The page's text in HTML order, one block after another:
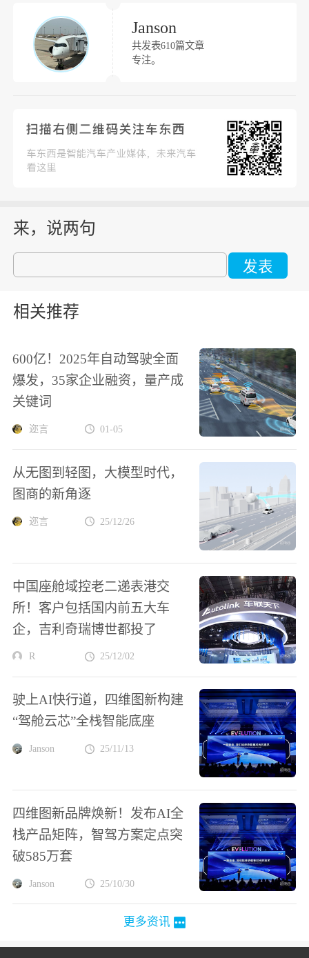
Janson
共发表610篇文章
专注。
来，说两句
发表
相关推荐
600亿！2025年自动驾驶全面
爆发，35家企业融资，量产成
关键词
迩言 01-05
从无图到轻图，大模型时代，
图商的新角逐
迩言 25/12/26
中国座舱域控老二递表港交
所！客户包括国内前五大车
企，吉利奇瑞博世都投了
R 25/12/02
驶上AI快行道，四维图新构建
“驾舱云芯”全栈智能底座
Janson 25/11/13
四维图新品牌焕新！发布AI全
栈产品矩阵，智驾方案定点突
破585万套
Janson 25/10/30
更多资讯